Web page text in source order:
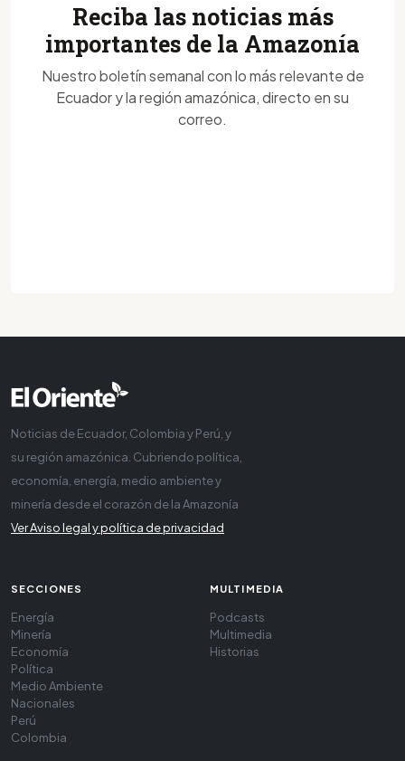
Reciba las noticias más
importantes de la Amazonía
Nuestro boletín semanal con lo más relevante de
Ecuador y la región amazónica, directo en su
correo.
Noticias de Ecuador, Colombia y Perú, y
su región amazónica. Cubriendo política,
economía, energía, medio ambiente y
minería desde el corazón de la Amazonía
Ver Aviso legal y política de privacidad
SECCIONES
Energía
Minería
Economía
Política
Medio Ambiente
Nacionales
Perú
Colombia
MULTIMEDIA
Podcasts
Multimedia
Historias